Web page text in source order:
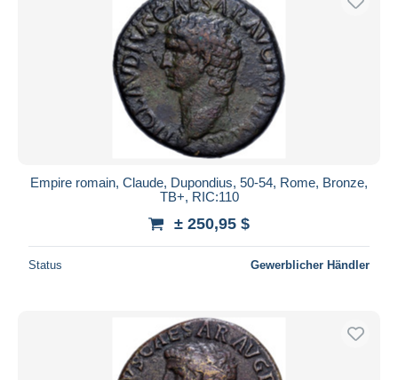
Empire romain, Claude, Dupondius, 50-54, Rome, Bronze,
TB+, RIC:110
± 250,95 $
Status Gewerblicher Händler